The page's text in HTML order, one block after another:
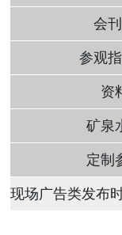
会
参观
资
矿泉
定制
现场广告类发布